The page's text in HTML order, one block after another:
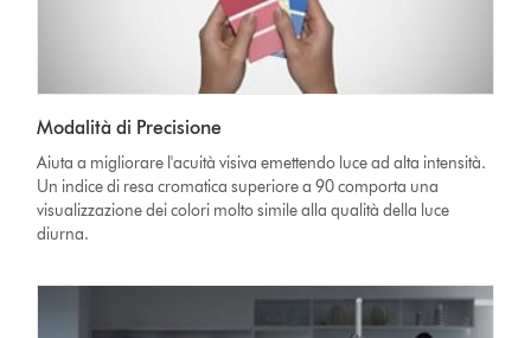
Modalità di Precisione
Aiuta a migliorare l'acuità visiva emettendo luce ad alta intensità.
Un indice di resa cromatica superiore a 90 comporta una
visualizzazione dei colori molto simile alla qualità della luce
diurna.